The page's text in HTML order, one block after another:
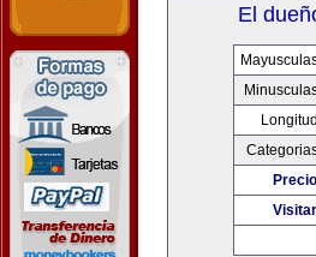
El